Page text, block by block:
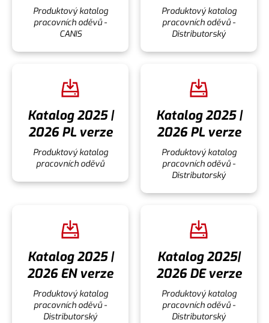
Produktový katalog
pracovních oděvů -
CANIS
Produktový katalog
pracovních oděvů -
Distributorský
Katalog 2025 |
2026 PL verze
Produktový katalog
pracovních oděvů
Katalog 2025 |
2026 PL verze
Produktový katalog
pracovních oděvů -
Distributorský
Katalog 2025 |
2026 EN verze
Produktový katalog
pracovních oděvů -
Distributorský
Katalog 2025|
2026 DE verze
Produktový katalog
pracovních oděvů -
Distributorský